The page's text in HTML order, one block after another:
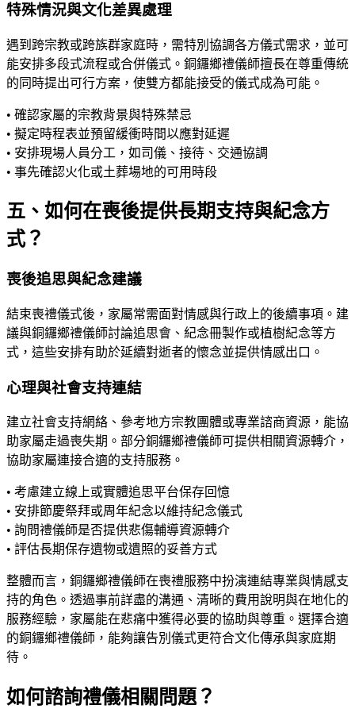
特殊情況與文化差異處理
遇到跨宗教或跨族群家庭時，需特別協調各方儀式需求，並可
能安排多段式流程或合併儀式。銅鑼鄉禮儀師擅長在尊重傳統
的同時提出可行方案，使雙方都能接受的儀式成為可能。
• 確認家屬的宗教背景與特殊禁忌
• 擬定時程表並預留緩衝時間以應對延遲
• 安排現場人員分工，如司儀、接待、交通協調
• 事先確認火化或土葬場地的可用時段
五、如何在喪後提供長期支持與紀念方
式？
喪後追思與紀念建議
結束喪禮儀式後，家屬常需面對情感與行政上的後續事項。建
議與銅鑼鄉禮儀師討論追思會、紀念冊製作或植樹紀念等方
式，這些安排有助於延續對逝者的懷念並提供情感出口。
心理與社會支持連結
建立社會支持網絡、參考地方宗教團體或專業諮商資源，能協
助家屬走過喪失期。部分銅鑼鄉禮儀師可提供相關資源轉介，
協助家屬連接合適的支持服務。
• 考慮建立線上或實體追思平台保存回憶
• 安排節慶祭拜或周年紀念以維持紀念儀式
• 詢問禮儀師是否提供悲傷輔導資源轉介
• 評估長期保存遺物或遺照的妥善方式
整體而言，銅鑼鄉禮儀師在喪禮服務中扮演連結專業與情感支
持的角色。透過事前詳盡的溝通、清晰的費用說明與在地化的
服務經驗，家屬能在悲痛中獲得必要的協助與尊重。選擇合適
的銅鑼鄉禮儀師，能夠讓告別儀式更符合文化傳承與家庭期
待。
如何諮詢禮儀相關問題？